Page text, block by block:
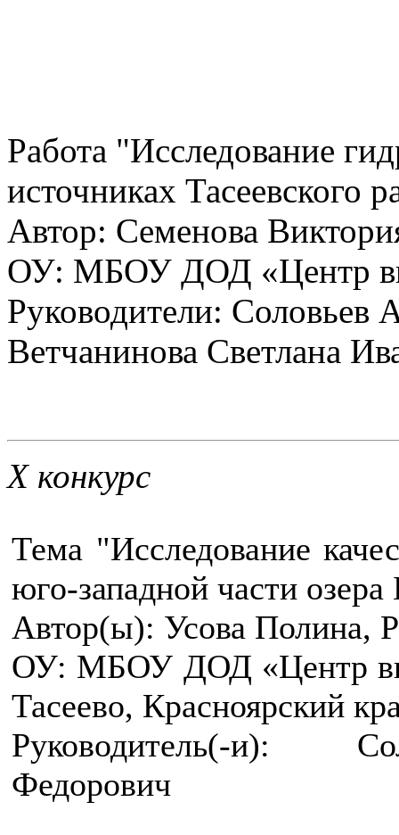
Работа "Исследование
источниках Тасеевского
Автор: Семенова
ОУ: МБОУ ДОД «Центр
Руководители: Соловьев
Ветчанинова Светлана
Х конкурс
Тема "Исследование
юго-западной части озера
Автор(ы): Усова Полина,
ОУ: МБОУ ДОД «Центр
Тасеево, Красноярский
Руководитель(-и):
Федорович